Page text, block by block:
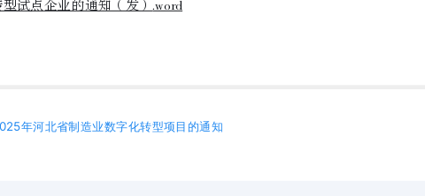
试点企业的通知（发）.word
年河北省制造业数字化转型项目的通知